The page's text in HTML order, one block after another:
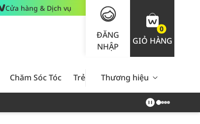
Cửa hàng & Dịch vụ
ĐĂNG
NHẬP
0
GIỎ HÀNG
Chăm Sóc Tóc Trẻ Em Nam Giới Chăm Sóc
Thương hiệu